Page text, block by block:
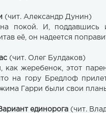
(чит. Александр Дунин)
покой. И, поддавшись
её, он надеется
(чит. Олег Булдаков)
как жеребенок, этот
на гору Бредлоф
Гарри были свои
единорога (чит.